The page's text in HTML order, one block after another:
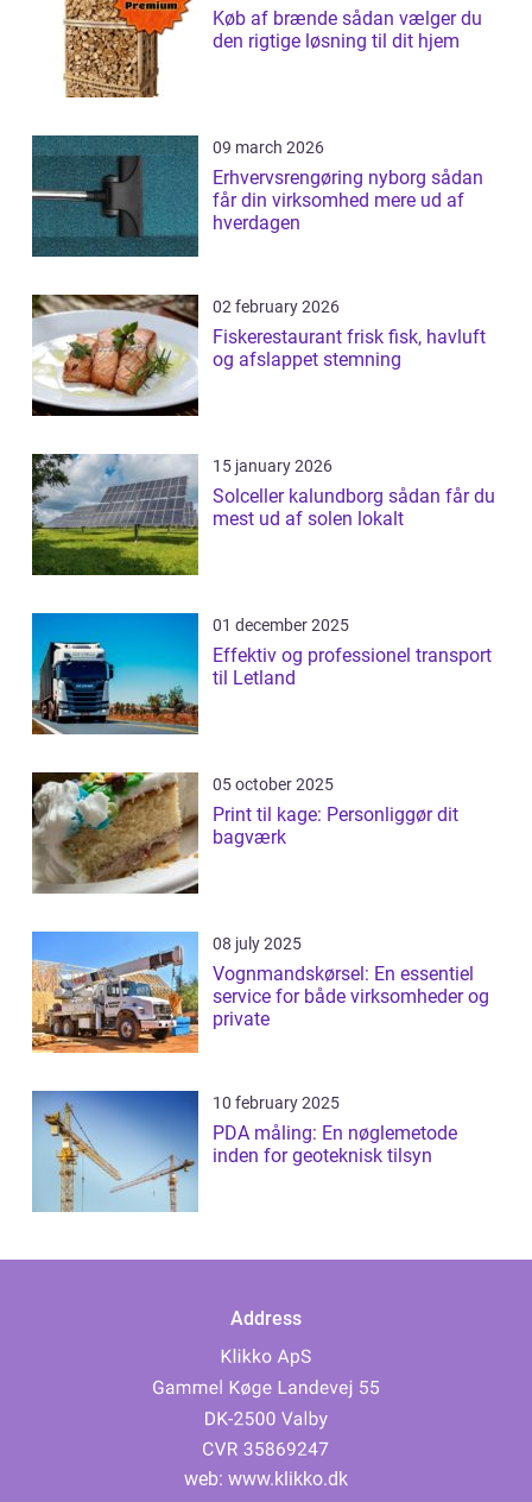
Køb af brænde sådan vælger du
den rigtige løsning til dit hjem
09 march 2026
Erhvervsrengøring nyborg sådan
får din virksomhed mere ud af
hverdagen
02 february 2026
Fiskerestaurant frisk fisk, havluft
og afslappet stemning
15 january 2026
Solceller kalundborg sådan får du
mest ud af solen lokalt
01 december 2025
Effektiv og professionel transport
til Letland
05 october 2025
Print til kage: Personliggør dit
bagværk
08 july 2025
Vognmandskørsel: En essentiel
service for både virksomheder og
private
10 february 2025
PDA måling: En nøglemetode
inden for geoteknisk tilsyn
Address
web: www.klikko.dk